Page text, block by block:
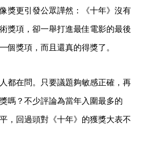
獎更引發公眾譁然：《十年》沒有
獎項，卻一舉打進最佳電影的最後
個獎項，而且還真的得獎了。
都在問。只要議題夠敏感正確，再
嗎？不少評論為當年入圍最多的
，回過頭對《十年》的獲獎大表不